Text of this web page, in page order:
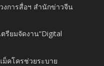
การสื่อฯ สำนักข่าวจีน
รียมจัดงาน“Digital
ม็คโครช่วยระบาย